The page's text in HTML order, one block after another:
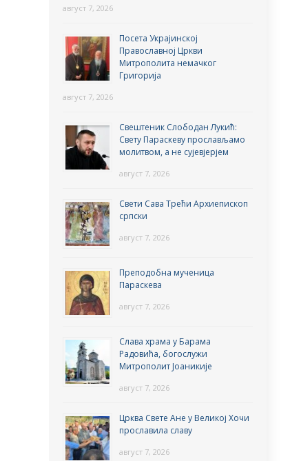
август 7, 2026
Посета Украјинској
Православној Цркви
Митрополита немачког
Григорија
август 7, 2026
Свештеник Слободан Лукић:
Свету Параскеву прослављамо
молитвом, а не сујевјерјем
август 7, 2026
Свети Сава Трећи Архиепископ
српски
август 7, 2026
Преподобна мученица
Параскева
август 7, 2026
Слава храма у Барама
Радовића, богослужи
Митрополит Јоаникије
август 7, 2026
Црква Свете Ане у Великој Хочи
прославила славу
август 7, 2026